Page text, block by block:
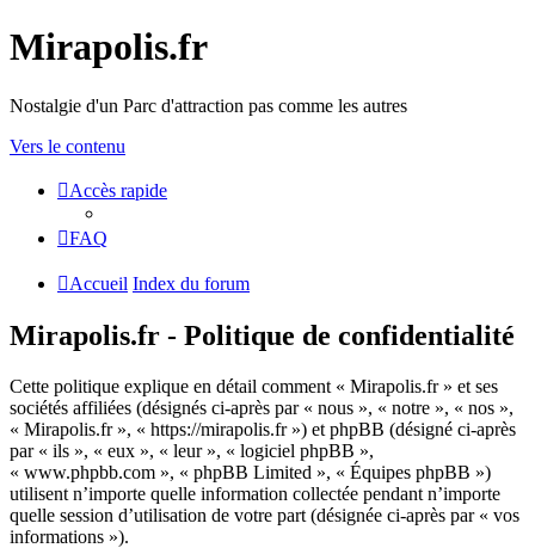
Mirapolis.fr
Nostalgie d'un Parc d'attraction pas comme les autres
Vers le contenu
Accès rapide
FAQ
Accueil Index du forum
Mirapolis.fr - Politique de confidentialité
Cette politique explique en détail comment « Mirapolis.fr » et ses
sociétés affiliées (désignés ci-après par « nous », « notre », « nos »,
« Mirapolis.fr », « https://mirapolis.fr ») et phpBB (désigné ci-après
par « ils », « eux », « leur », « logiciel phpBB »,
« www.phpbb.com », « phpBB Limited », « Équipes phpBB »)
utilisent n’importe quelle information collectée pendant n’importe
quelle session d’utilisation de votre part (désignée ci-après par « vos
informations »).